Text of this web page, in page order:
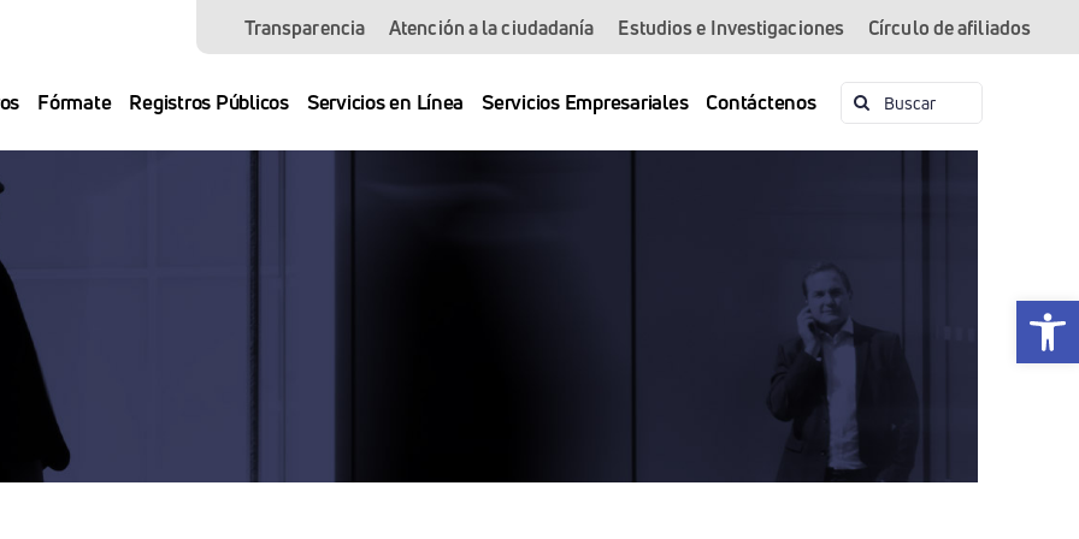
Abrir
Transparencia Atención a la ciudadanía Estudios e Investigaciones Círculo de afiliados
Fórmate Registros Públicos Servicios en Línea Servicios Empresariales Contáctenos Buscar: